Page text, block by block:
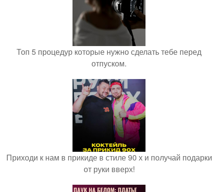
Топ 5 процедур которые нужно сделать тебе перед
отпуском.
Приходи к нам в прикиде в стиле 90 х и получай подарки
от руки вверх!